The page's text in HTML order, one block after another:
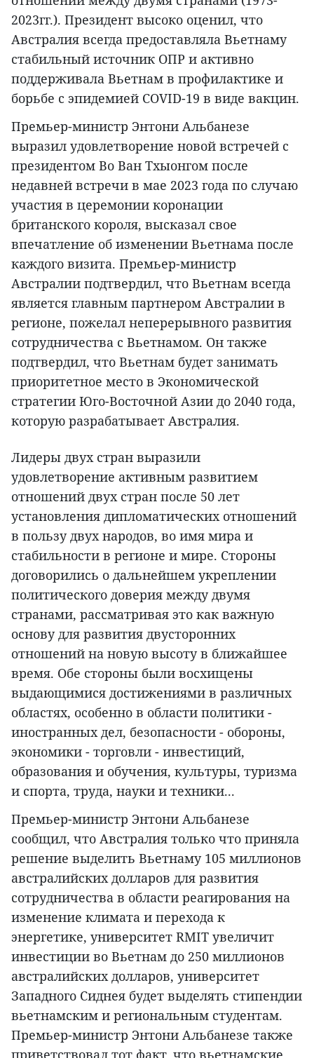
2023гг.). Президент высоко оценил, что
Австралия всегда предоставляла Вьетнаму
стабильный источник ОПР и активно
поддерживала Вьетнам в профилактике и
борьбе с эпидемией COVID-19 в виде вакцин.
Премьер-министр Энтони Альбанезе
выразил удовлетворение новой встречей с
президентом Во Ван Тхыонгом после
недавней встречи в мае 2023 года по случаю
участия в церемонии коронации
британского короля, высказал свое
впечатление об изменении Вьетнама после
каждого визита. Премьер-министр
Австралии подтвердил, что Вьетнам всегда
является главным партнером Австралии в
регионе, пожелал неперерывного развития
сотрудничества с Вьетнамом. Он также
подтвердил, что Вьетнам будет занимать
приоритетное место в Экономической
стратегии Юго-Восточной Азии до 2040 года,
которую разрабатывает Австралия.
Лидеры двух стран выразили
удовлетворение активным развитием
отношений двух стран после 50 лет
установления дипломатических отношений
в пользу двух народов, во имя мира и
стабильности в регионе и мире. Стороны
договорились о дальнейшем укреплении
политического доверия между двумя
странами, рассматривая это как важную
основу для развития двусторонних
отношений на новую высоту в ближайшее
время. Обе стороны были восхищены
выдающимися достижениями в различных
областях, особенно в области политики -
иностранных дел, безопасности - обороны,
экономики - торговли - инвестиций,
образования и обучения, культуры, туризма
и спорта, труда, науки и техники...
Премьер-министр Энтони Альбанезе
сообщил, что Австралия только что приняла
решение выделить Вьетнаму 105 миллионов
австралийских долларов для развития
сотрудничества в области реагирования на
изменение климата и перехода к
энергетике, университет RMIT увеличит
инвестиции во Вьетнам до 250 миллионов
австралийских долларов, университет
Западного Сиднея будет выделять стипендии
вьетнамским и региональным студентам.
Премьер-министр Энтони Альбанезе также